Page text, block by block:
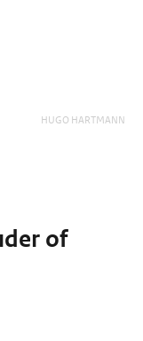
HUGO HARTMANN
of